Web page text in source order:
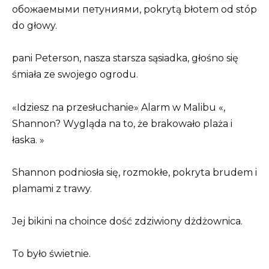
обожаемыми петуниями, pokrytą błotem od stóp
do głowy.
pani Peterson, nasza starsza sąsiadka, głośno się
śmiała ze swojego ogrodu.
«Idziesz na przesłuchanie» Alarm w Malibu «,
Shannon? Wygląda na to, że brakowało plaża i
łaska. »
Shannon podniosła się, rozmokłe, pokryta brudem i
plamami z trawy.
Jej bikini na choince dość zdziwiony dżdżownica.
To było świetnie.